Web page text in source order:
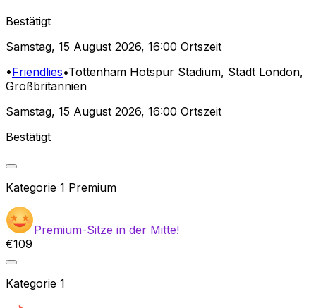
Bestätigt
Samstag, 15 August 2026, 16:00 Ortszeit
•Friendlies•Tottenham Hotspur Stadium, Stadt London,
Großbritannien
Samstag, 15 August 2026, 16:00 Ortszeit
Bestätigt
Kategorie 1 Premium
Premium-Sitze in der Mitte!
€109
Kategorie 1